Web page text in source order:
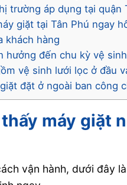
trường áp dụng tại quận
giặt tại Tân Phú ngay
khách hàng
hưởng đến chu kỳ vệ
vệ sinh lưới lọc ở đầu
đặt ở ngoài ban công
máy giặt
vận hành, dưới đây